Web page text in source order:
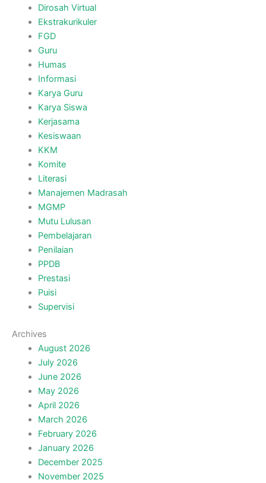
Dirosah Virtual
Ekstrakurikuler
FGD
Guru
Humas
Informasi
Karya Guru
Karya Siswa
Kerjasama
Kesiswaan
KKM
Komite
Literasi
Manajemen Madrasah
MGMP
Mutu Lulusan
Pembelajaran
Penilaian
PPDB
Prestasi
Puisi
Supervisi
Archives
August 2026
July 2026
June 2026
May 2026
April 2026
March 2026
February 2026
January 2026
December 2025
November 2025